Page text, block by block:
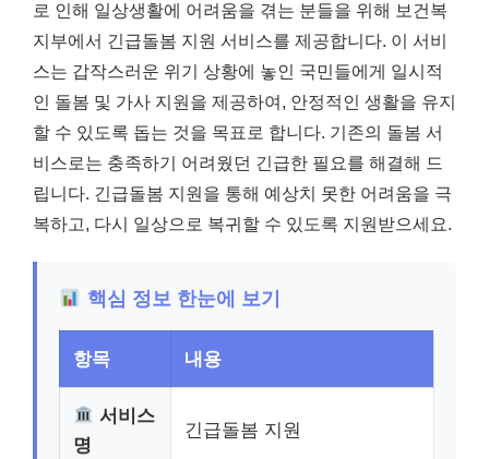
로 인해 일상생활에 어려움을 겪는 분들을 위해 보건복
지부에서 긴급돌봄 지원 서비스를 제공합니다. 이 서비
스는 갑작스러운 위기 상황에 놓인 국민들에게 일시적
인 돌봄 및 가사 지원을 제공하여, 안정적인 생활을 유지
할 수 있도록 돕는 것을 목표로 합니다. 기존의 돌봄 서
비스로는 충족하기 어려웠던 긴급한 필요를 해결해 드
립니다. 긴급돌봄 지원을 통해 예상치 못한 어려움을 극
복하고, 다시 일상으로 복귀할 수 있도록 지원받으세요.
핵심 정보 한눈에 보기
항목 내용
서비스
명
긴급돌봄 지원